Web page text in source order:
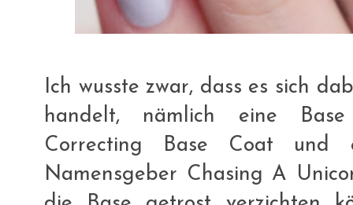
Ich wusste zwar, dass es sich
handelt, nämlich eine
Correcting Base Coat und
Namensgeber Chasing A